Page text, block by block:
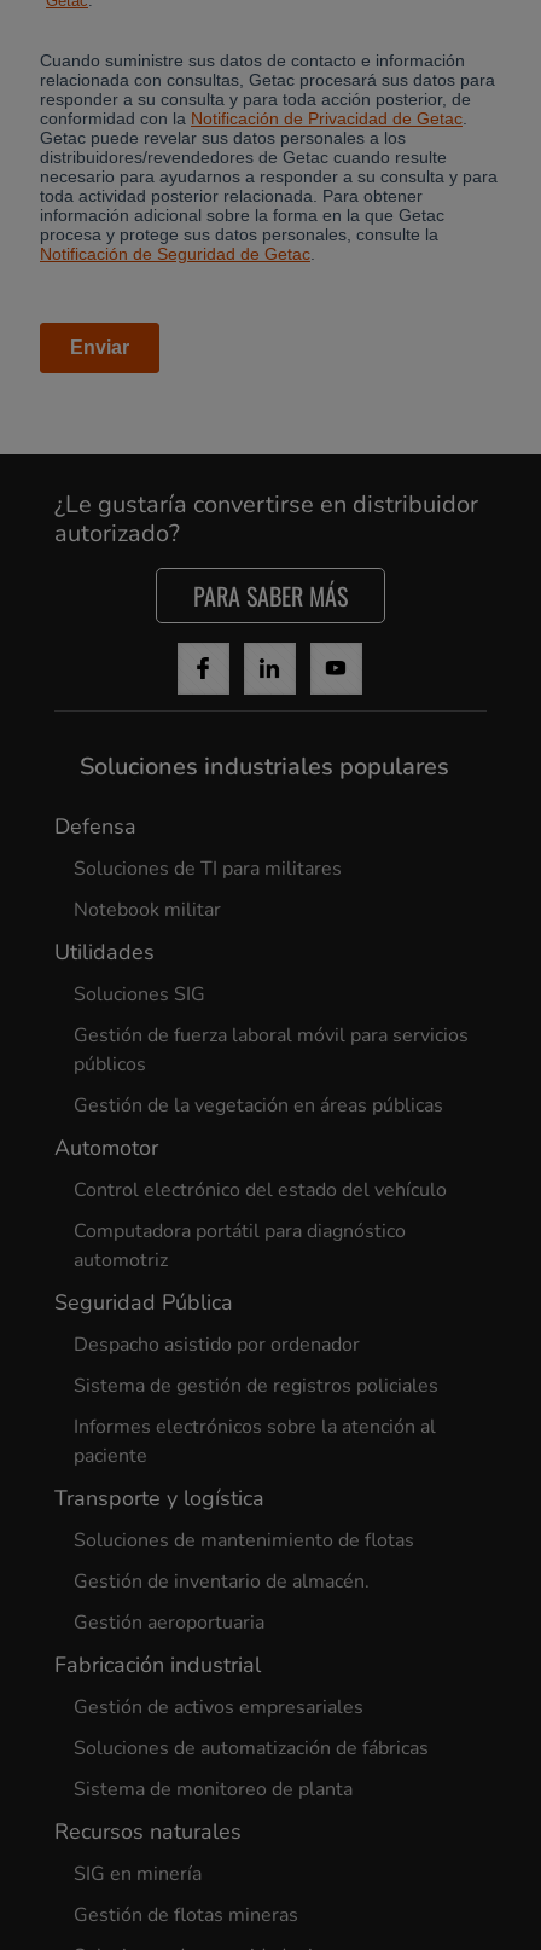
Yes, I agree
¿Le gustaría convertirse en distribuidor
autorizado?
PARA SABER MÁS
Soluciones industriales populares
Defensa
Soluciones de TI para militares
Notebook militar
Utilidades
Soluciones SIG
Gestión de fuerza laboral móvil para servicios
públicos
Gestión de la vegetación en áreas públicas
Automotor
Control electrónico del estado del vehículo
Computadora portátil para diagnóstico
automotriz
Seguridad Pública
Despacho asistido por ordenador
Sistema de gestión de registros policiales
Informes electrónicos sobre la atención al
paciente
Transporte y logística
Soluciones de mantenimiento de flotas
Gestión de inventario de almacén.
Gestión aeroportuaria
Fabricación industrial
Gestión de activos empresariales
Soluciones de automatización de fábricas
Sistema de monitoreo de planta
Recursos naturales
SIG en minería
Gestión de flotas mineras